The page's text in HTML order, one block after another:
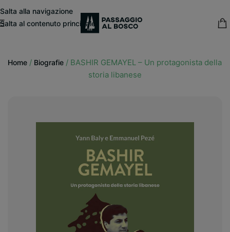
Salta alla navigazione
Salta al contenuto principale
Home / Biografie / BASHIR GEMAYEL – Un protagonista della
storia libanese